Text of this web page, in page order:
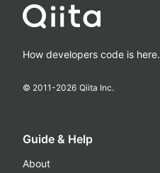
How developers code is here.
© 2011-2026 Qiita Inc.
Guide & Help
About